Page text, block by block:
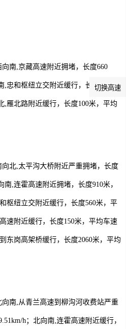
切换高速
南,京藏高速附近拥堵，长度660
,忠和枢纽立交附近缓行，长度470
,雁北路附近缓行，长度100米，平均
北,太平沟大桥附近严重拥堵，长度
南,连霍高速附近拥堵，长度910米，
枢纽立交附近缓行，长度560米，平
速附近缓行，长度150米，平均车速
东岗高架桥缓行，长度2060米，平均
南,从青兰高速到柳沟河收费站严重
h；北向南,连霍高速附近缓行，